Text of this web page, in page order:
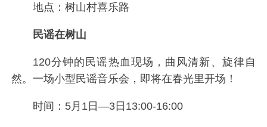
地点：树山村喜乐路
民谣在树山
120分钟的民谣热血现场，曲风清新、旋律自
然。一场小型民谣音乐会，即将在春光里开场！
时间：5月1日—3日13:00-16:00